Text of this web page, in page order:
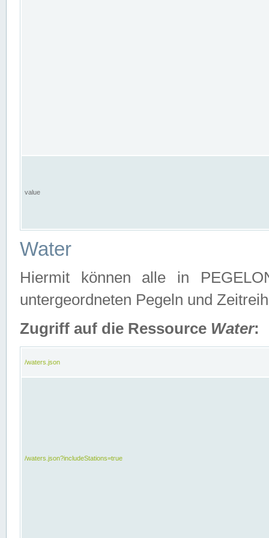
value
Water
Hiermit können alle in
untergeordneten Pegeln und
Zugriff auf die Ressource Water:
/waters.json
/waters.json?includeStations=true